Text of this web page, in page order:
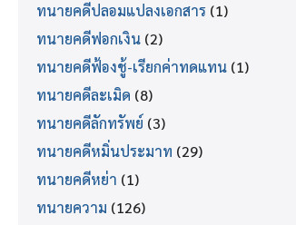
ทนายคดีปลอมแปลงเอกสาร (1)
ทนายคดีฟอกเงิน (2)
ทนายคดีฟ้องชู้-เรียกค่าทดแทน (1)
ทนายคดีละเมิด (8)
ทนายคดีลักทรัพย์ (3)
ทนายคดีหมิ่นประมาท (29)
ทนายคดีหย่า (1)
ทนายความ (126)